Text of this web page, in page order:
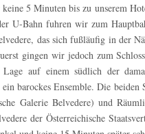
5 Minuten bis zu unserem
U-Bahn fuhren wir zum
das sich fußläufig in der
gingen wir jedoch zum
auf einem südlich der
barockes Ensemble. Die beiden
Galerie Belvedere) und
der Österreichische